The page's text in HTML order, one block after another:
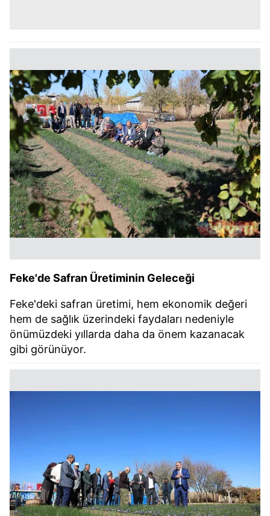
Feke'de Safran Üretiminin Geleceği
Feke'deki safran üretimi, hem ekonomik değeri
hem de sağlık üzerindeki faydaları nedeniyle
önümüzdeki yıllarda daha da önem kazanacak
gibi görünüyor.